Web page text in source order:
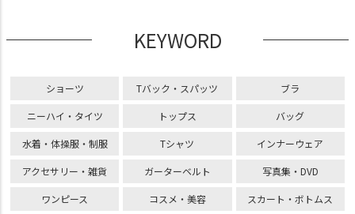
KEYWORD
ショーツ Tバック・スパッツ ブラ
ニーハイ・タイツ トップス バッグ
水着・体操服・制服 Tシャツ インナーウェア
アクセサリー・雑貨 ガーターベルト 写真集・DVD
ワンピース コスメ・美容 スカート・ボトムス